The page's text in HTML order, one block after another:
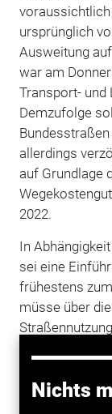
Nichts
ursprünglich
Ausweitung
war am
Transport- und
Demzufolge
allerdings
auf Grundlage
2022.
In
sei eine
frühestens
müsse über
darüber, ob
berücksichtigt